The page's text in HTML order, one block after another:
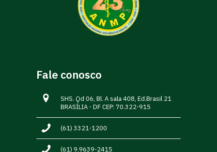
Fale conosco
SHS. Qd 06, Bl. A sala 408, Ed.Brasil 21
BRASÍLIA - DF CEP: 70.322-915
(61) 3321-1200
(61) 9.9639-2415